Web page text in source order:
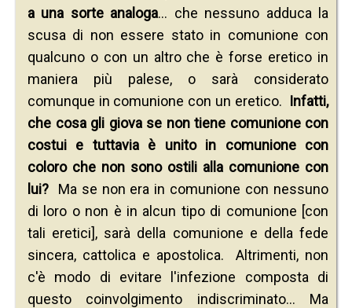
a una sorte analoga... che nessuno adduca la
scusa di non essere stato in comunione con
qualcuno o con un altro che è forse eretico in
maniera più palese, o sarà considerato
comunque in comunione con un eretico. Infatti,
che cosa gli giova se non tiene comunione con
costui e tuttavia è unito in comunione con
coloro che non sono ostili alla comunione con
lui? Ma se non era in comunione con nessuno
di loro o non è in alcun tipo di comunione [con
tali eretici], sarà della comunione e della fede
sincera, cattolica e apostolica. Altrimenti, non
c'è modo di evitare l'infezione composta di
questo coinvolgimento indiscriminato... Ma